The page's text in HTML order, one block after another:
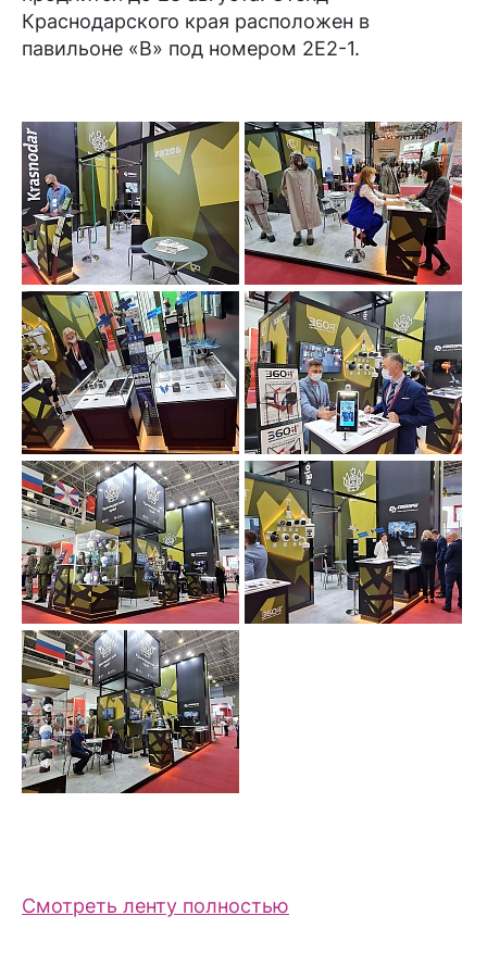
Краснодарского края расположен в
павильоне «В» под номером 2Е2-1.
Смотреть ленту полностью